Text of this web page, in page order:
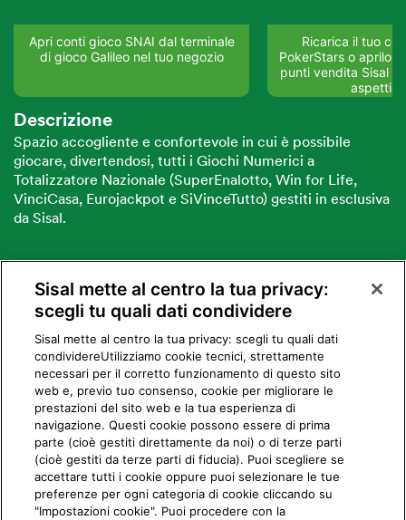
Apri conti gioco SNAI dal terminale
di gioco Galileo nel tuo negozio
Ricarica il tuo
PokerStars o aprilo
punti vendita Sisal
Descrizione
Spazio accogliente e confortevole in cui è possibile
giocare, divertendosi, tutti i Giochi Numerici a
Totalizzatore Nazionale (SuperEnalotto, Win for Life,
VinciCasa, Eurojackpot e SiVinceTutto) gestiti in esclusiva
da Sisal.
VUOI DIVENTARE PARTNER SISAL?
Privacy Cookie Mappa del sito Preferiti Iniziative
Programma
fedeltà
Sisal mette al centro la tua privacy:
scegli tu quali dati condividere
Sisal mette al centro la tua privacy: scegli tu quali dati
condividere​Utilizziamo cookie tecnici, strettamente
necessari per il corretto funzionamento di questo sito
web e, previo tuo consenso, cookie per migliorare le
prestazioni del sito web e la tua esperienza di
navigazione. Questi cookie possono essere di prima
parte (cioè gestiti direttamente da noi) o di terze parti
(cioè gestiti da terze parti di fiducia). Puoi scegliere se
accettare tutti i cookie oppure puoi selezionare le tue
preferenze per ogni categoria di cookie cliccando su
"Impostazioni cookie". Puoi procedere con la